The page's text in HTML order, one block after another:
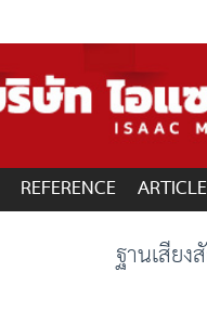
REFERENCE ARTICLE
ฐานเสีย